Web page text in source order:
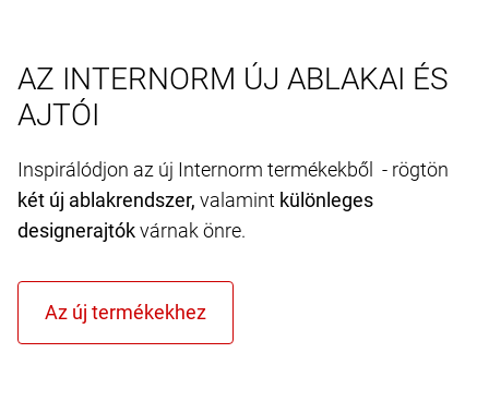
AZ INTERNORM ÚJ ABLAKAI ÉS
AJTÓI
Inspirálódjon az új Internorm termékekből - rögtön
két új ablakrendszer, valamint különleges
designerajtókvárnak önre.